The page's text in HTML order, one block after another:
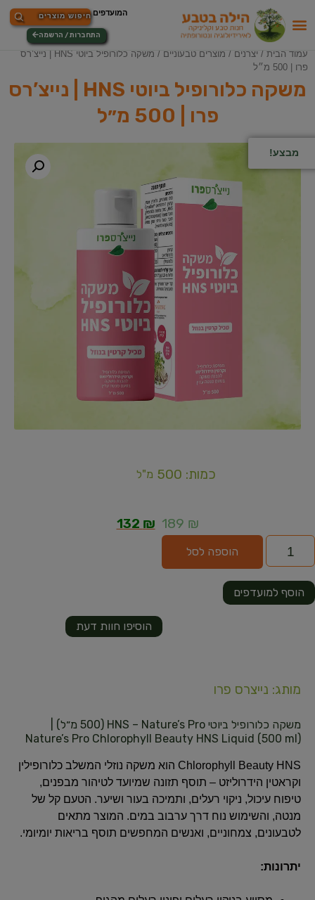
התחברות / הרשמה
עמוד הבית / יצרנים / מוצרים טבעוניים
/ משקה כלורופיל ביוטי HNS | נייצ’רס
פרו | 500 מ״ל
משקה כלורופיל ביוטי HNS | נייצ’רס
פרו | 500 מ״ל
מבצע!
כמות: 500 מ"ל
189 ₪
132 ₪
הוספה לסל
הוסיפו חוות דעת
הוסף למועדפים
מותג: נייצרס פרו
משקה כלורופיל ביוטי HNS – Nature’s Pro (500 מ״ל) |
Nature’s Pro Chlorophyll Beauty HNS Liquid (500 ml)
Chlorophyll Beauty HNS הוא משקה נוזלי המשלב כלורופילין
וקראטין הידרוליזט – תוסף תזונה שמיועד לטיהור מבפנים,
טיפוח עיכול, ניקוי רעלים, ותמיכה בעור ושיער. הטעם קל של
מנטה, והשימוש נוח דרך ערבוב במים. המוצר מתאים
לטבעונים, צמחוניים, ואנשים המחפשים תוסף בריאות יומיומי.
יתרונות: